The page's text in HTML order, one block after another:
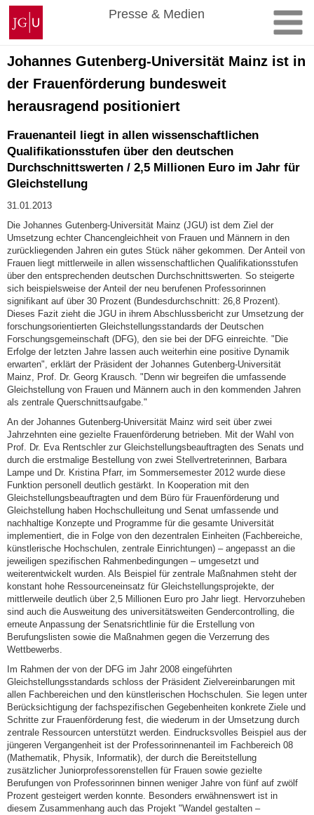
Zum
Inhalt
springen
Johannes
Gutenberg-
Universität
Mainz
Presse & Medien
Johannes Gutenberg-Universität Mainz ist in
der Frauenförderung bundesweit
herausragend positioniert
Frauenanteil liegt in allen wissenschaftlichen
Qualifikationsstufen über den deutschen
Durchschnittswerten / 2,5 Millionen Euro im Jahr für
Gleichstellung
31.01.2013
Die Johannes Gutenberg-Universität Mainz (JGU) ist dem Ziel der
Umsetzung echter Chancengleichheit von Frauen und Männern in den
zurückliegenden Jahren ein gutes Stück näher gekommen. Der Anteil von
Frauen liegt mittlerweile in allen wissenschaftlichen Qualifikationsstufen
über den entsprechenden deutschen Durchschnittswerten. So steigerte
sich beispielsweise der Anteil der neu berufenen Professorinnen
signifikant auf über 30 Prozent (Bundesdurchschnitt: 26,8 Prozent).
Dieses Fazit zieht die JGU in ihrem Abschlussbericht zur Umsetzung der
forschungsorientierten Gleichstellungsstandards der Deutschen
Forschungsgemeinschaft (DFG), den sie bei der DFG einreichte. "Die
Erfolge der letzten Jahre lassen auch weiterhin eine positive Dynamik
erwarten", erklärt der Präsident der Johannes Gutenberg-Universität
Mainz, Prof. Dr. Georg Krausch. "Denn wir begreifen die umfassende
Gleichstellung von Frauen und Männern auch in den kommenden Jahren
als zentrale Querschnittsaufgabe."
An der Johannes Gutenberg-Universität Mainz wird seit über zwei
Jahrzehnten eine gezielte Frauenförderung betrieben. Mit der Wahl von
Prof. Dr. Eva Rentschler zur Gleichstellungsbeauftragten des Senats und
durch die erstmalige Bestellung von zwei Stellvertreterinnen, Barbara
Lampe und Dr. Kristina Pfarr, im Sommersemester 2012 wurde diese
Funktion personell deutlich gestärkt. In Kooperation mit den
Gleichstellungsbeauftragten und dem Büro für Frauenförderung und
Gleichstellung haben Hochschulleitung und Senat umfassende und
nachhaltige Konzepte und Programme für die gesamte Universität
implementiert, die in Folge von den dezentralen Einheiten (Fachbereiche,
künstlerische Hochschulen, zentrale Einrichtungen) – angepasst an die
jeweiligen spezifischen Rahmenbedingungen – umgesetzt und
weiterentwickelt wurden. Als Beispiel für zentrale Maßnahmen steht der
konstant hohe Ressourceneinsatz für Gleichstellungsprojekte, der
mittlerweile deutlich über 2,5 Millionen Euro pro Jahr liegt. Hervorzuheben
sind auch die Ausweitung des universitätsweiten Gendercontrolling, die
erneute Anpassung der Senatsrichtlinie für die Erstellung von
Berufungslisten sowie die Maßnahmen gegen die Verzerrung des
Wettbewerbs.
Im Rahmen der von der DFG im Jahr 2008 eingeführten
Gleichstellungsstandards schloss der Präsident Zielvereinbarungen mit
allen Fachbereichen und den künstlerischen Hochschulen. Sie legen unter
Berücksichtigung der fachspezifischen Gegebenheiten konkrete Ziele und
Schritte zur Frauenförderung fest, die wiederum in der Umsetzung durch
zentrale Ressourcen unterstützt werden. Eindrucksvolles Beispiel aus der
jüngeren Vergangenheit ist der Professorinnenanteil im Fachbereich 08
(Mathematik, Physik, Informatik), der durch die Bereitstellung
zusätzlicher Juniorprofessorenstellen für Frauen sowie gezielte
Berufungen von Professorinnen binnen weniger Jahre von fünf auf zwölf
Prozent gesteigert werden konnte. Besonders erwähnenswert ist in
diesem Zusammenhang auch das Projekt "Wandel gestalten –